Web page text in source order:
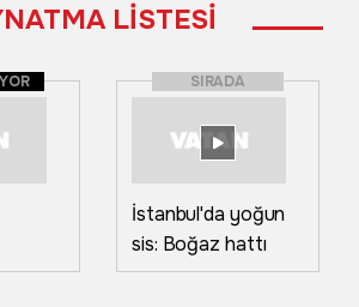
LİSTESİ
SIRADA
İstanbul'da yoğun
sis: Boğaz hattı
trafiğe kapatıldı